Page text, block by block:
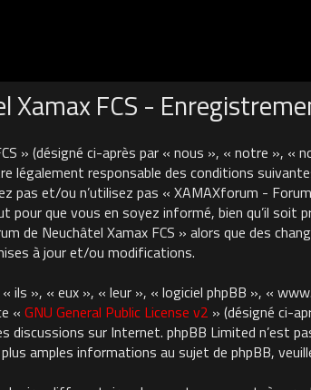
Xamax FCS -
» (désigné ci-après par « nous », « notre », «
légalement responsable des conditions
pas et/ou n’utilisez pas « XAMAXforum -
que vous en soyez informé, bien qu’il soit
de Neuchâtel Xamax FCS » alors que des
à jour et/ou modifications.
», « eux », « leur », « logiciel phpBB », «
« GNU General Public License v2 » (désigné ci-
discussions sur Internet. phpBB Limited n’est
amples informations au sujet de phpBB,